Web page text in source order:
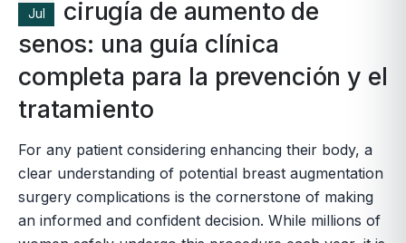
Jul
cirugía de aumento de
senos: una guía clínica
completa para la prevención y el
tratamiento
For any patient considering enhancing their body, a
clear understanding of potential breast augmentation
surgery complications is the cornerstone of making
an informed and confident decision. While millions of